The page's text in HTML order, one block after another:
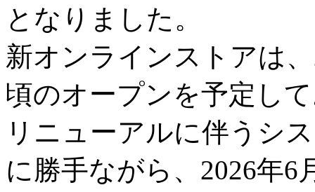
となりました。
新オンラインストアは
頃のオープンを予定し
リニューアルに伴うシ
に勝手ながら、2026年6